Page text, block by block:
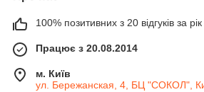
100% позитивних з 20 відгуків за рік
Працює з 20.08.2014
м. Київ
ул. Бережанская, 4, БЦ "СОКОЛ",